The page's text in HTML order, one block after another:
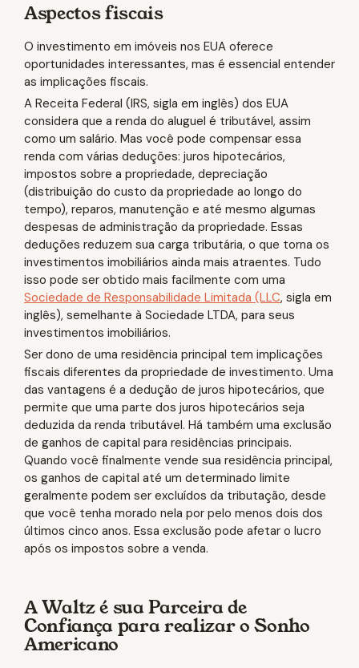
Aspectos fiscais
O investimento em imóveis nos EUA oferece
oportunidades interessantes, mas é essencial entender
as implicações fiscais.
A Receita Federal (IRS, sigla em inglês) dos EUA
considera que a renda do aluguel é tributável, assim
como um salário. Mas você pode compensar essa
renda com várias deduções: juros hipotecários,
impostos sobre a propriedade, depreciação
(distribuição do custo da propriedade ao longo do
tempo), reparos, manutenção e até mesmo algumas
despesas de administração da propriedade. Essas
deduções reduzem sua carga tributária, o que torna os
investimentos imobiliários ainda mais atraentes. Tudo
isso pode ser obtido mais facilmente com uma
Sociedade de Responsabilidade Limitada (LLC, sigla em
inglês), semelhante à Sociedade LTDA, para seus
investimentos imobiliários.
Ser dono de uma residência principal tem implicações
fiscais diferentes da propriedade de investimento. Uma
das vantagens é a dedução de juros hipotecários, que
permite que uma parte dos juros hipotecários seja
deduzida da renda tributável. Há também uma exclusão
de ganhos de capital para residências principais.
Quando você finalmente vende sua residência principal,
os ganhos de capital até um determinado limite
geralmente podem ser excluídos da tributação, desde
que você tenha morado nela por pelo menos dois dos
últimos cinco anos. Essa exclusão pode afetar o lucro
após os impostos sobre a venda.
A Waltz é sua Parceira de
Confiança para realizar o Sonho
Americano